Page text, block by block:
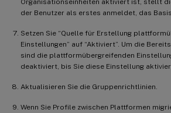
der Benutzer als erstes anmeldet, das
Setzen Sie “Quelle für Erstellung
Einstellungen” auf “Aktiviert”. Um die
sind die plattformübergreifenden
deaktiviert, bis Sie diese Einstellung
Aktualisieren Sie die Gruppenrichtlinien.
Wenn Sie Profile zwischen Plattformen